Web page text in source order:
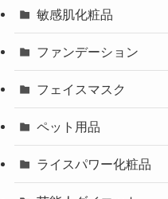
敏感肌化粧品
ファンデーション
フェイスマスク
ペット用品
ライスパワー化粧品